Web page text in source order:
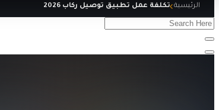
الرئيسية تكلفة عمل تطبيق توصيل ركاب 2026